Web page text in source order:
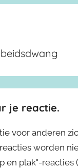
je reactie.
voor anderen
worden
en plak"-